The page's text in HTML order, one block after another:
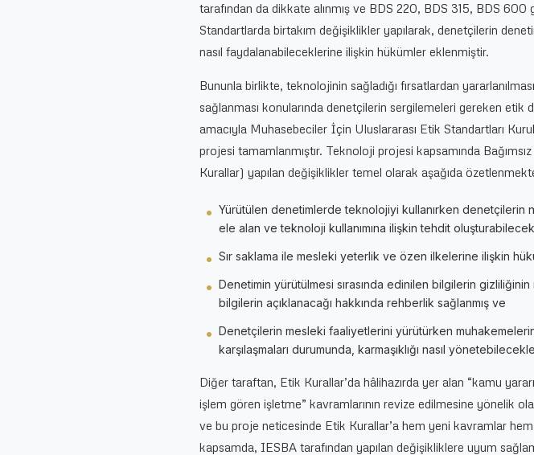
tarafından da dikkate alınmış ve BDS 220, BDS 315, BDS 600
Standartlarda birtakım değişiklikler yapılarak, denetçilerin
nasıl faydalanabileceklerine ilişkin hükümler eklenmiştir.
Bununla birlikte, teknolojinin sağladığı fırsatlardan
sağlanması konularında denetçilerin sergilemeleri gereken etik
amacıyla Muhasebeciler İçin Uluslararası Etik Standartları
projesi tamamlanmıştır. Teknoloji projesi kapsamında
Kurallar) yapılan değişiklikler temel olarak aşağıda
Yürütülen denetimlerde teknolojiyi kullanırken denetçilerin
ele alan ve teknoloji kullanımına ilişkin tehdit
Sır saklama ile mesleki yeterlik ve özen ilkelerine ilişkin
Denetimin yürütülmesi sırasında edinilen bilgilerin
bilgilerin açıklanacağı hakkında rehberlik sağlanmış ve
Denetçilerin mesleki faaliyetlerini yürütürken
karşılaşmaları durumunda, karmaşıklığı nasıl
Diğer taraftan, Etik Kurallar’da hâlihazırda yer alan “kamu
işlem gören işletme” kavramlarının revize edilmesine yönelik
ve bu proje neticesinde Etik Kurallar’a hem yeni kavramlar
kapsamda, IESBA tarafından yapılan değişikliklere uyum